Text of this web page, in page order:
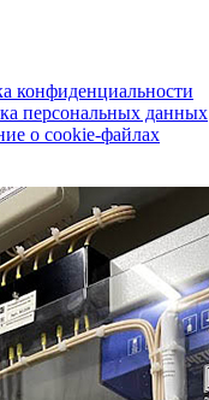
конфиденциальности
персональных данных
о cookie-файлах